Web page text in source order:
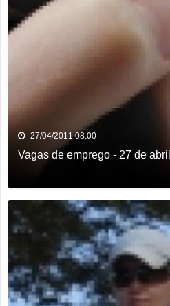
27/04/2011 08:00
Vagas de emprego - 27 de abril